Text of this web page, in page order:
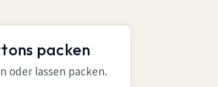
packen
oder lassen packen.